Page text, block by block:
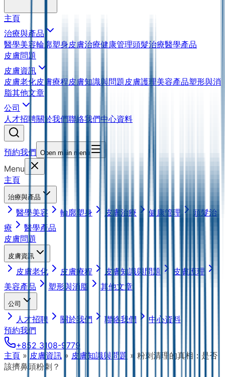
主頁
治療與產品
醫學美容輪廓塑身皮膚治療健康管理頭髮治療醫學產品
皮膚問題
皮膚資訊
皮膚老化皮膚療程皮膚知識與問題皮膚護理美容產品塑形與消
脂其他文章
公司
人才招聘關於我們聯絡我們中心資料
預約我們 Open main menu
Menu
主頁
治療與產品
醫學美容 輪廓塑身 皮膚治療 健康管理
頭髮治
療
醫學產品
皮膚問題
皮膚資訊
皮膚老化 皮膚療程 皮膚知識與問題
皮膚護理
美容產品
塑形與消脂 其他文章
公司
人才招聘 關於我們 聯絡我們
中心資料
預約我們
+852 3108-9779
主頁 » 皮膚資訊 » 皮膚知識與問題 » 粉刺清理的真相：是否
該擠鼻頭粉刺？